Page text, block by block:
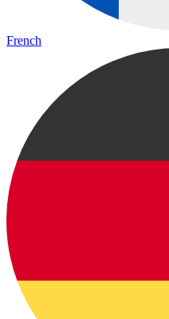
French